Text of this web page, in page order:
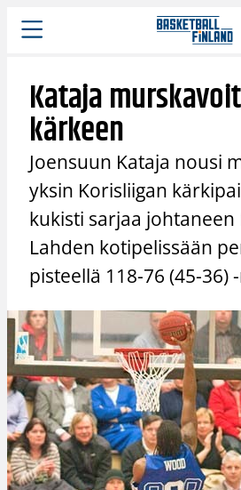
Siirry
sisältöön
Kataja
kärkeen
Joensuun Kataja nousi
yksin Korisliigan
kukisti sarjaa johtaneen
Lahden kotipelissään
pisteellä 118-76 (45-36)